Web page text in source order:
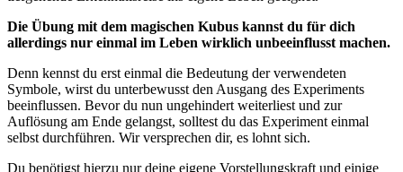
Die Übung mit dem magischen Kubus kannst du für dich
allerdings nur einmal im Leben wirklich unbeeinflusst machen.
Denn kennst du erst einmal die Bedeutung der verwendeten
Symbole, wirst du unterbewusst den Ausgang des Experiments
beeinflussen. Bevor du nun ungehindert weiterliest und zur
Auflösung am Ende gelangst, solltest du das Experiment einmal
selbst durchführen. Wir versprechen dir, es lohnt sich.
Du benötigst hierzu nur deine eigene Vorstellungskraft und einige